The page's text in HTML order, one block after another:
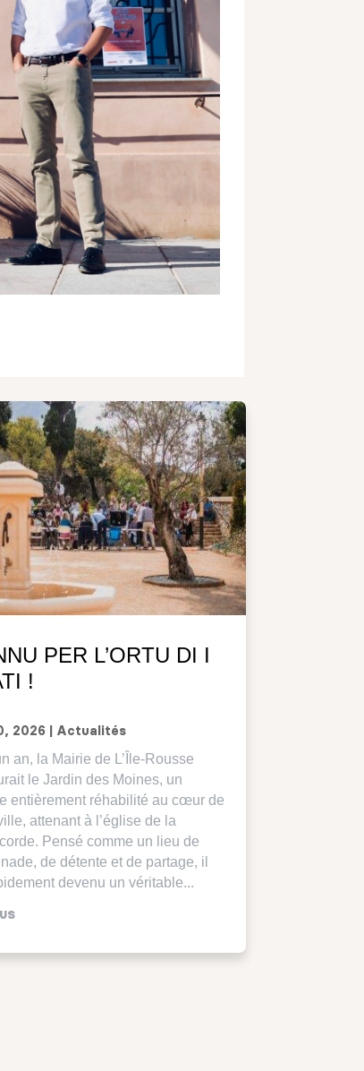
PER L’ORTU DI I
!
2026| Actualités
an, la Mairie de L’Île-Rousse
le Jardin des Moines, un
entièrement réhabilité au cœur de
attenant à l’église de la
Pensé comme un lieu de
de détente et de partage, il
devenu un véritable...